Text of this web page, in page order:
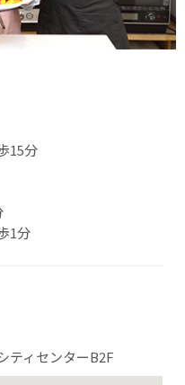
15分
1分
ティセンターB2F